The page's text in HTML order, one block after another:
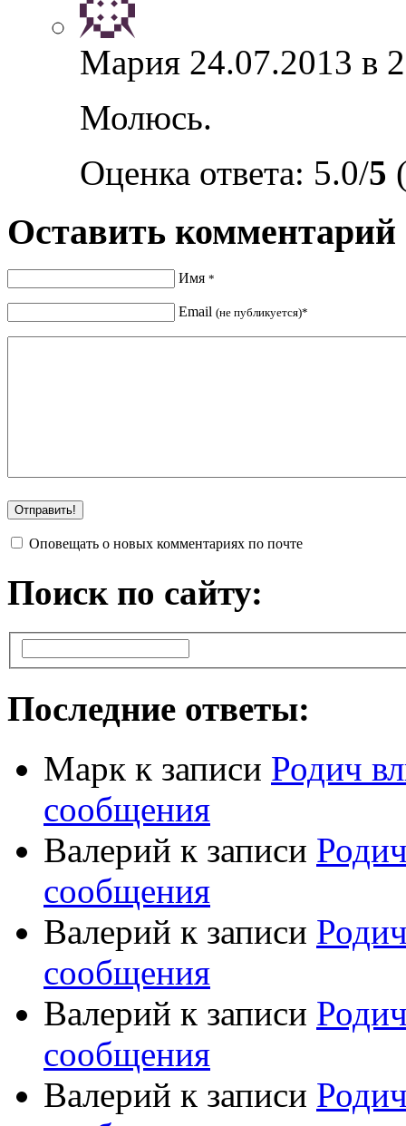
Мария 24.07.2013 в
Молюсь.
Оценка ответа: 5.0/5
Оставить комментарий
Имя *
Email (не публикуется)*
Оповещать о новых комментариях по почте
Поиск по сайту:
Последние ответы:
Марк к записи Родич
сообщения
Валерий к записи
сообщения
Валерий к записи
сообщения
Валерий к записи
сообщения
Валерий к записи